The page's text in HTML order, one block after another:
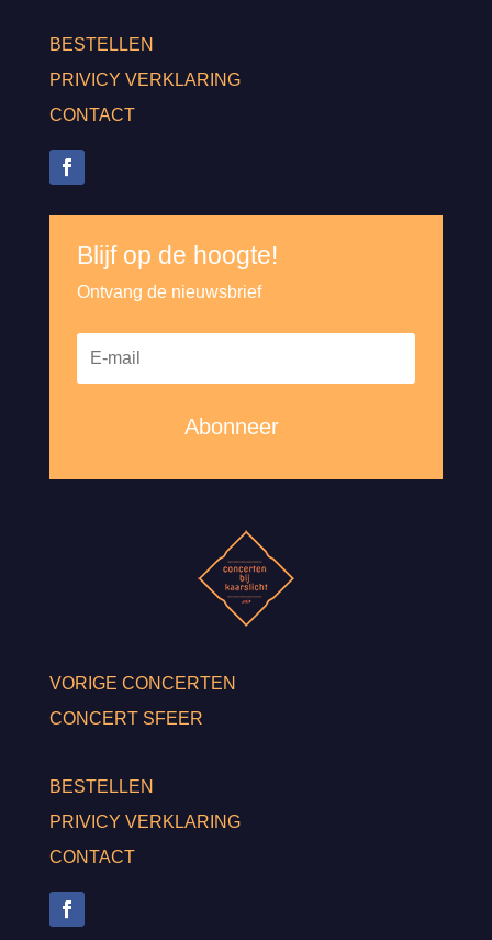
BESTELLEN
PRIVICY VERKLARING
CONTACT
Blijf op de hoogte!
Ontvang de nieuwsbrief
Abonneer
VORIGE CONCERTEN
CONCERT SFEER
BESTELLEN
PRIVICY VERKLARING
CONTACT